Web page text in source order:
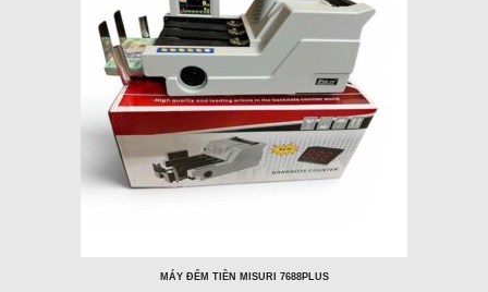
MÁY ĐẾM TIỀN MISURI 7688PLUS